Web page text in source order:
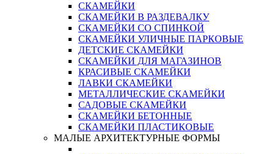
СКАМЕЙКИ
СКАМЕЙКИ В РАЗДЕВАЛКУ
СКАМЕЙКИ СО СПИНКОЙ
СКАМЕЙКИ УЛИЧНЫЕ ПАРКОВЫЕ
ДЕТСКИЕ СКАМЕЙКИ
СКАМЕЙКИ ДЛЯ МАГАЗИНОВ
КРАСИВЫЕ СКАМЕЙКИ
ЛАВКИ СКАМЕЙКИ
МЕТАЛЛИЧЕСКИЕ СКАМЕЙКИ
САДОВЫЕ СКАМЕЙКИ
СКАМЕЙКИ БЕТОННЫЕ
СКАМЕЙКИ ПЛАСТИКОВЫЕ
МАЛЫЕ АРХИТЕКТУРНЫЕ ФОРМЫ